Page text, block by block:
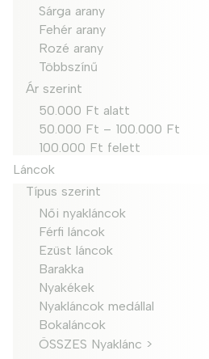
Sárga arany
Fehér arany
Rozé arany
Többszínű
Ár szerint
50.000 Ft alatt
50.000 Ft – 100.000 Ft
100.000 Ft felett
Láncok
Típus szerint
Női nyakláncok
Férfi láncok
Ezüst láncok
Barakka
Nyakékek
Nyakláncok medállal
Bokaláncok
ÖSSZES Nyaklánc >